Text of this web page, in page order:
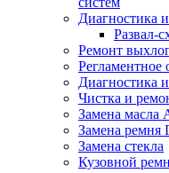
Диагностика
Развал-
Ремонт
Регламентное
Диагностика
Чистка и
Замена
Замена
Замена стекла
Кузовной